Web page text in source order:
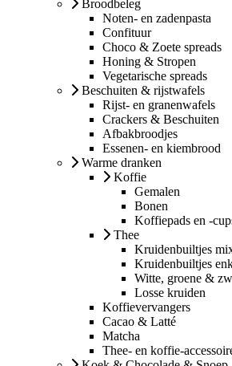
Broodbeleg
Noten- en zadenpasta
Confituur
Choco & Zoete spreads
Honing & Stropen
Vegetarische spreads
Beschuiten & rijstwafels
Rijst- en granenwafels
Crackers & Beschuiten
Afbakbroodjes
Essenen- en kiembrood
Warme dranken
Koffie
Gemalen
Bonen
Koffiepads en -
Thee
Kruidenbuiltjes
Kruidenbuiltjes
Witte, groene &
Losse kruiden
Koffievervangers
Cacao & Latté
Matcha
Thee- en koffie-